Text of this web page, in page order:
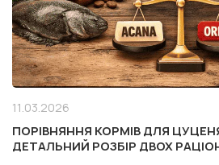
11.03.2026
ПОРІВНЯННЯ КОРМІВ ДЛЯ
ДЕТАЛЬНИЙ РОЗБІР ДВОХ